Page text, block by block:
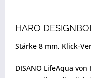
HARO
Stärke 8 mm, Klick-
DISANO LifeAqua